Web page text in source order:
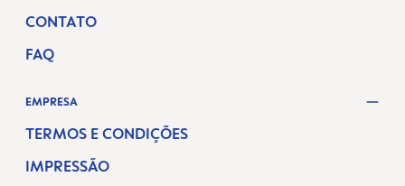
CONTATO
FAQ
EMPRESA
TERMOS E CONDIÇÕES
IMPRESSÃO